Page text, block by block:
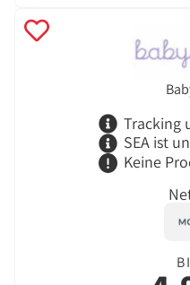
Tracking
SEA ist
Keine